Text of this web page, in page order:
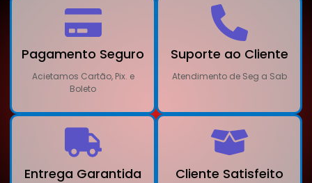
Pagamento Seguro
Acietamos Cartão, Pix. e
Boleto
Suporte ao Cliente
Atendimento de Seg a Sab
Entrega Garantida Cliente Satisfeito